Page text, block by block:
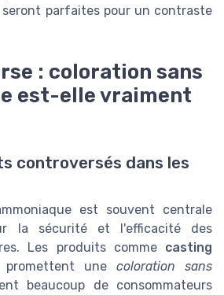
seront parfaites pour un contraste
: coloration sans
est-elle vraiment
controversés dans les
est souvent centrale
la sécurité et l'efficacité des
Les produits comme casting
une coloration sans
beaucoup de consommateurs